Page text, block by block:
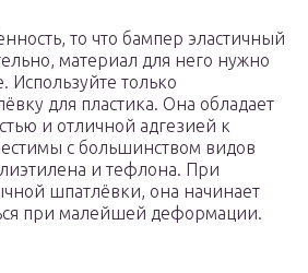
то что бампер эластичный
материал для него нужно
Используйте только
для пластика. Она обладает
и отличной адгезией к
с большинством видов
и тефлона. При
шпатлёвки, она начинает
при малейшей деформации.